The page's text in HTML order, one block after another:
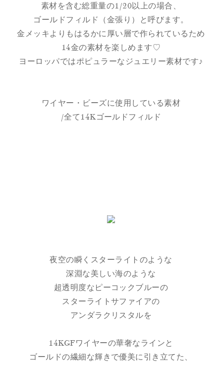
素材を含む総重量の1/20以上の場合、
ゴールドフィルド（金張り）と呼びます。
金メッキよりもはるかに厚い層で作られているため
14金の素材を楽しめます♡
ヨーロッパではポピュラーなジュエリー素材です♪
ワイヤー・ビーズに使用している素材
/全て14Kゴールドフィルド
夜空の瞬くスターライトのような
深淵な美しい海のような
超透明度なピーコックブルーの
スターライトサファイアの
アンダラクリスタルを
14KGFワイヤーの華奢なラインと
ゴールドの繊細な輝きで優美に引き立てた、